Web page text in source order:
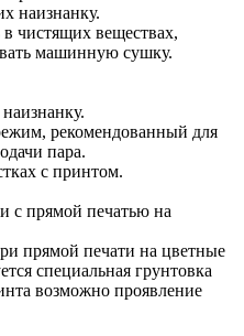
наизнанку.
в чистящих веществах,
машинную сушку.
рекомендованный для
пара.
с принтом.
с прямой печатью на
прямой печати на цветные
специальная грунтовка
возможно проявление